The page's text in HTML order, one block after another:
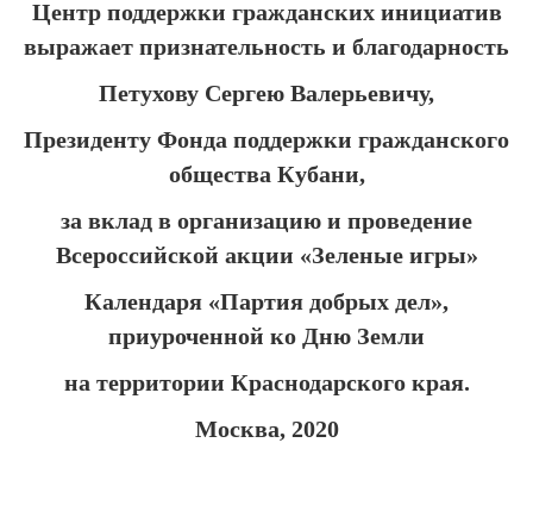
Центр поддержки гражданских инициатив
выражает признательность и благодарность
Петухову Сергею Валерьевичу,
Президенту Фонда поддержки гражданского
общества Кубани,
за вклад в организацию и проведение
Всероссийской акции «Зеленые игры»
Календаря «Партия добрых дел»,
приуроченной ко Дню Земли
на территории Краснодарского края.
Москва, 2020